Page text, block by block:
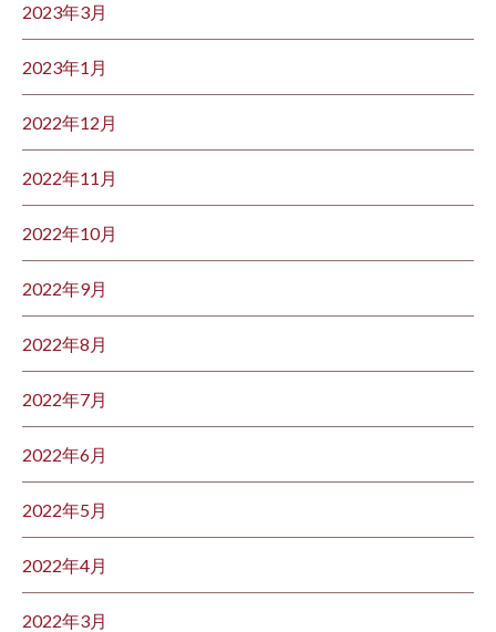
2023年3月
2023年1月
2022年12月
2022年11月
2022年10月
2022年9月
2022年8月
2022年7月
2022年6月
2022年5月
2022年4月
2022年3月